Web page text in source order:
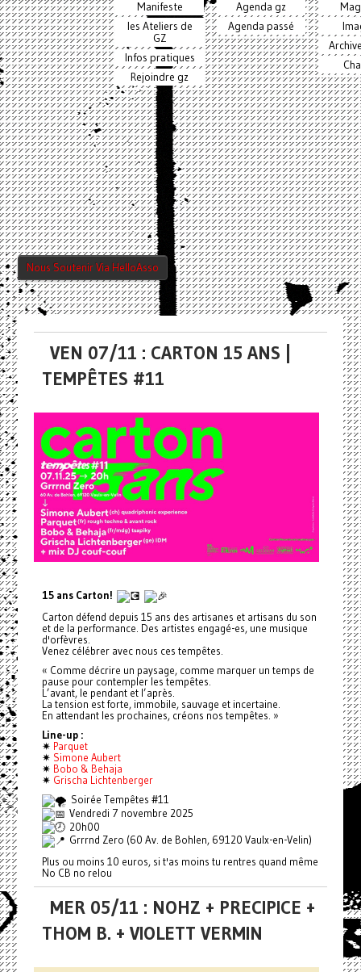
Manifeste
les Ateliers de
GZ
Infos pratiques
Rejoindre gz
Agenda gz
Agenda passé
Nous Soutenir Via HelloAsso
VEN 07/11 : CARTON 15 ANS |
TEMPÊTES #11
15 ans Carton!
Carton défend depuis 15 ans des artisanes et artisans du son
et de la performance. Des artistes engagé-es, une musique
d'orfèvres.
Venez célébrer avec nous ces tempêtes.
« Comme décrire un paysage, comme marquer un temps de
pause pour contempler les tempêtes.
L’avant, le pendant et l’après.
La tension est forte, immobile, sauvage et incertaine.
En attendant les prochaines, créons nos tempêtes. »
Line-up :
✷ Parquet
✷ Simone Aubert
✷ Bobo & Behaja
✷ Grischa Lichtenberger
Soirée Tempêtes #11
Vendredi 7 novembre 2025
20h00
Grrrnd Zero (60 Av. de Bohlen, 69120 Vaulx-en-Velin)
Plus ou moins 10 euros, si t'as moins tu rentres quand même
No CB no relou
MER 05/11 : NOHZ + PRECIPICE +
THOM B. + VIOLETT VERMIN